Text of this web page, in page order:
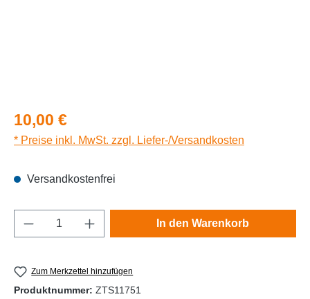
Regulärer Preis:
10,00 €
* Preise inkl. MwSt. zzgl. Liefer-/Versandkosten
Versandkostenfrei
Produkt Anzahl: Gib den gewünschten
In den Warenkorb
Zum Merkzettel hinzufügen
Produktnummer: ZTS11751